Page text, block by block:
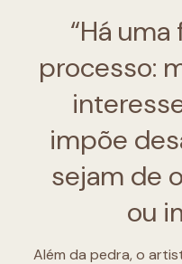
“Há
processo:
impõe
sejam de
ou
Além da pedra, o